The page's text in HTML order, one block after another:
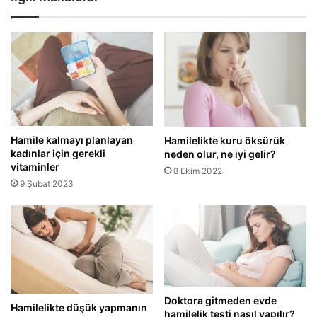
Hamile kalmayı planlayan
kadınlar için gerekli
vitaminler
9 Şubat 2023
Hamilelikte kuru öksürük
neden olur, ne iyi gelir?
8 Ekim 2022
Hamilelikte düşük yapmanın
Doktora gitmeden evde
hamilelik testi nasıl yapılır?